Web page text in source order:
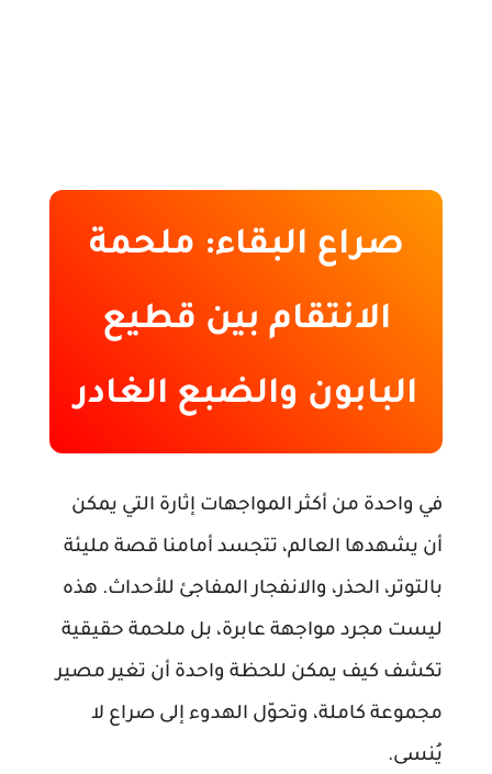
صراع البقاء: ملحمة
الانتقام بين قطيع
البابون والضبع الغادر
في واحدة من أكثر المواجهات إثارة التي يمكن
أن يشهدها العالم، تتجسد أمامنا قصة مليئة
بالتوتر، الحذر، والانفجار المفاجئ للأحداث. هذه
ليست مجرد مواجهة عابرة، بل ملحمة حقيقية
تكشف كيف يمكن للحظة واحدة أن تغير مصير
مجموعة كاملة، وتحوّل الهدوء إلى صراع لا
يُنسى.